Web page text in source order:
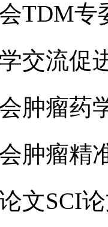
TDM专
交流促
肿瘤药
肿瘤精
文SCI